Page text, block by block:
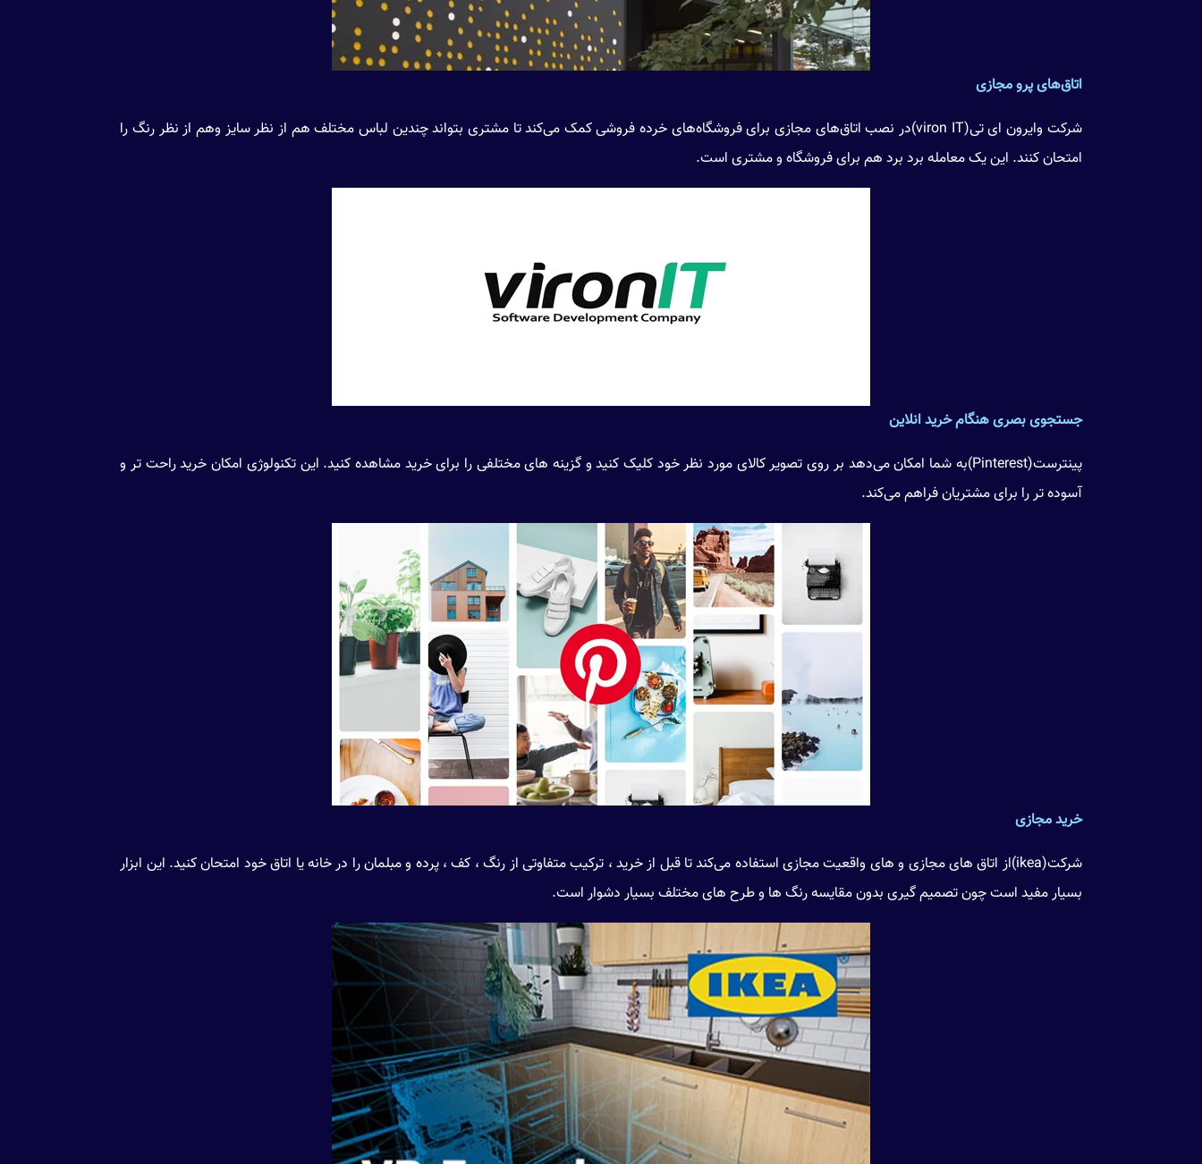
اتاق‌های پرو مجازی
شرکت وایرون ای تی(viron IT)در نصب اتاق‌های مجازی برای فروشگاه‌های خرده فروشی کمک می‌کند تا مشتری بتواند چندین لباس مختلف هم از نظر سایز وهم از نظر رنگ را
امتحان کنند. این یک معامله برد برد هم برای فروشگاه و مشتری است.
جستجوی بصری هنگام خرید انلاین
پینترست(Pinterest)به شما امکان می‌دهد بر روی تصویر کالای مورد نظر خود کلیک کنید و گزینه های مختلفی را برای خرید مشاهده کنید. این تکنولوژی امکان خرید راحت تر و
آسوده تر را برای مشتریان فراهم می‌کند.
خرید مجازی
شرکت(ikea)از اتاق های مجازی و ‌های واقعیت مجازی استفاده می‌کند تا قبل از خرید ، ترکیب متفاوتی از رنگ ، کف ، پرده و مبلمان را در خانه یا اتاق خود امتحان کنید. این ابزار
بسیار مفید است چون تصمیم گیری بدون مقایسه رنگ ها و طرح های مختلف بسیار دشوار است.